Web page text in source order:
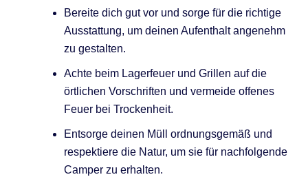
Bereite dich gut vor und sorge für die richtige
Ausstattung, um deinen Aufenthalt angenehm
zu gestalten.
Achte beim Lagerfeuer und Grillen auf die
örtlichen Vorschriften und vermeide offenes
Feuer bei Trockenheit.
Entsorge deinen Müll ordnungsgemäß und
respektiere die Natur, um sie für nachfolgende
Camper zu erhalten.